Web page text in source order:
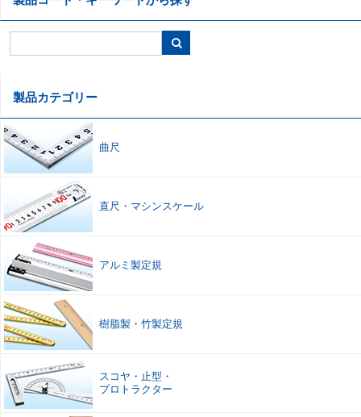
製品カテゴリー
曲尺
直尺 ・ マシンスケール
アルミ製定規
樹脂製 ・ 竹製定規
スコヤ ・ 止型 ・
プロトラクター